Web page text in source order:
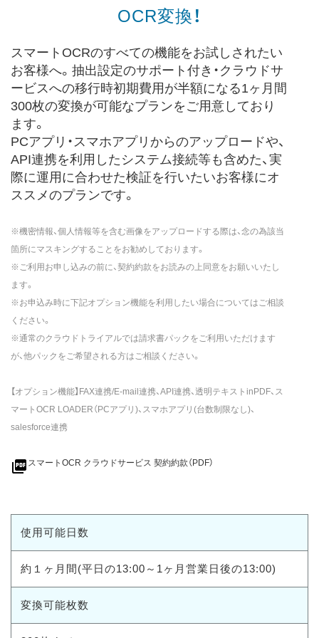
OCR変換！
スマートOCRのすべての機能をお試しされたい
お客様へ。 抽出設定のサポート付き・クラウドサ
ービスへの移行時初期費用が半額になる1ヶ月間
300枚の変換が可能なプランをご用意しており
ます。
PCアプリ・スマホアプリからのアップロードや、
API連携を利用したシステム接続等も含めた、実
際に運用に合わせた検証を行いたいお客様にオ
ススメのプランです。
※機密情報、個人情報等を含む画像をアップロードする際は、念の為該当
箇所にマスキングすることをお勧めしております。
※ご利用お申し込みの前に、契約約款をお読みの上同意をお願いいたし
ます。
※お申込み時に下記オプション機能を利用したい場合についてはご相談
ください。
※通常のクラウドトライアルでは請求書パックをご利用いただけます
が、他パックをご希望される方はご相談ください。
【オプション機能】FAX連携/E-mail連携、API連携、透明テキストinPDF、ス
マートOCR LOADER（PCアプリ)、スマホアプリ(台数制限なし)、
salesforce連携
picture_as_pdf スマートOCR クラウドサービス 契約約款（PDF）
使用可能日数
約１ヶ月間(平日の13:00～1ヶ月営業日後の13:00)
変換可能枚数